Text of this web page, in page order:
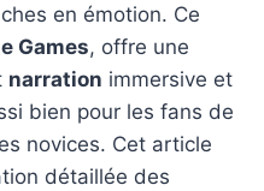
en émotion. Ce
Games, offre une
narration immersive et
bien pour les fans de
novices. Cet article
détaillée des